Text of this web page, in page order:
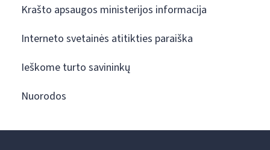
Krašto apsaugos ministerijos informacija
Interneto svetainės atitikties paraiška
Ieškome turto savininkų
Nuorodos